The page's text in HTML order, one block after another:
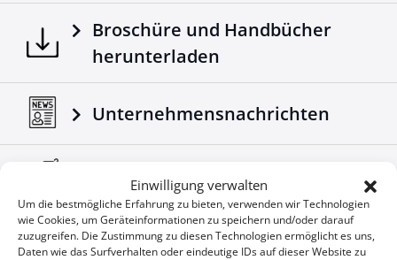
Einwilligung verwalten
Um die bestmögliche Erfahrung zu bieten, verwenden wir Technologien
wie Cookies, um Geräteinformationen zu speichern und/oder darauf
zuzugreifen. Die Zustimmung zu diesen Technologien ermöglicht es uns,
Daten wie das Surfverhalten oder eindeutige IDs auf dieser Website zu
Broschüre und Handbücher
herunterladen
Unternehmensnachrichten
Sonderangebote